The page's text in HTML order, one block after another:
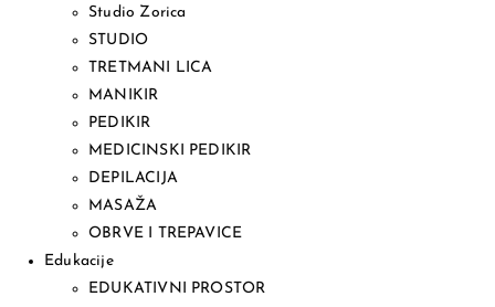
Studio Zorica
STUDIO
TRETMANI LICA
MANIKIR
PEDIKIR
MEDICINSKI PEDIKIR
DEPILACIJA
MASAŽA
OBRVE I TREPAVICE
Edukacije
EDUKATIVNI PROSTOR